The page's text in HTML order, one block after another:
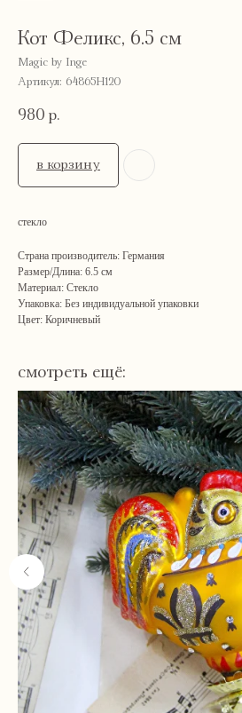
Кот Феликс, 6.5 см
Magic by Inge
Артикул: 64865H120
980 р.
в корзину
стекло
Страна производитель: Германия
Размер/Длина: 6.5 см
Материал: Стекло
Упаковка: Без индивидуальной упаковки
Цвет: Коричневый
смотреть ещё:
Связаться с нами
+7 (909) 590-34-34
tvoya-elochcka@yandex.ru
Акции и скидки
Каталог
Покупателям
О нас
Контакты
Навигация